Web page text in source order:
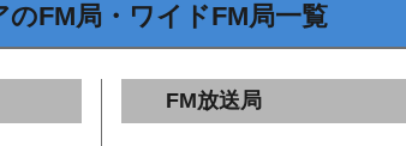
のFM局・ワイドFM局一覧
FM放送局